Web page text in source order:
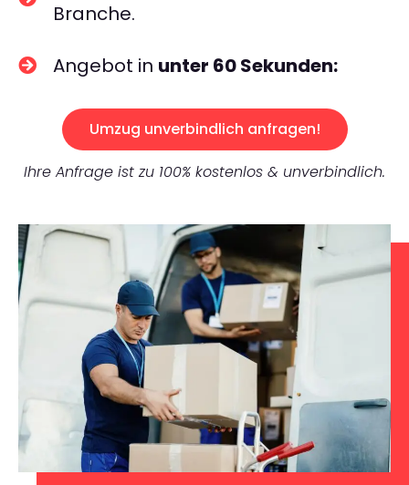
Branche.
Angebot in unter 60 Sekunden:
Umzug unverbindlich anfragen!
Ihre Anfrage ist zu 100% kostenlos & unverbindlich.